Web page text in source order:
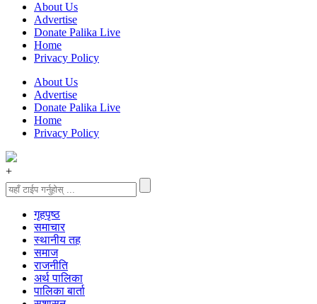
About Us
Advertise
Donate Palika Live
Home
Privacy Policy
About Us
Advertise
Donate Palika Live
Home
Privacy Policy
+
गृहपृष्‍ठ
समाचार
स्थानीय तह
समाज
राजनीति
अर्थ पालिका
पालिका बार्ता